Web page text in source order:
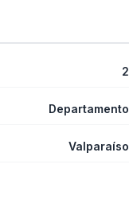
2
Departamento
Valparaíso